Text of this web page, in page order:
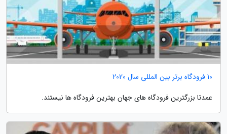
10 فرودگاه برتر بین المللی سال 2020
عمدتا بزرگترین فرودگاه های جهان بهترین فرودگاه ها نیستند.